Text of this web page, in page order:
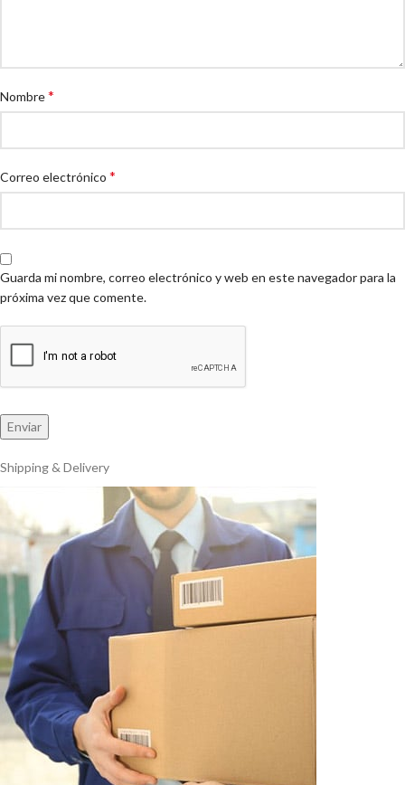
Nombre*
Correo electrónico *
Guarda mi nombre, correo electrónico y web en este navegador para la
próxima vez que comente.
Shipping & Delivery